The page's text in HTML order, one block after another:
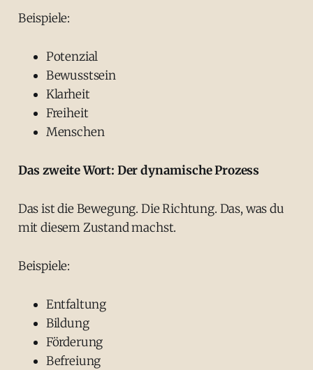
Beispiele:
Potenzial
Bewusstsein
Klarheit
Freiheit
Menschen
Das zweite Wort: Der dynamische Prozess
Das ist die Bewegung. Die Richtung. Das, was du
mit diesem Zustand machst.
Beispiele:
Entfaltung
Bildung
Förderung
Befreiung